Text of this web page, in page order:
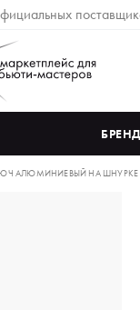
АЛЮМИНИЕВЫЙ НА ШНУРКЕ